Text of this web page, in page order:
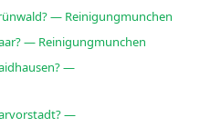
— Reinigungmunchen
— Reinigungmunchen
—
—